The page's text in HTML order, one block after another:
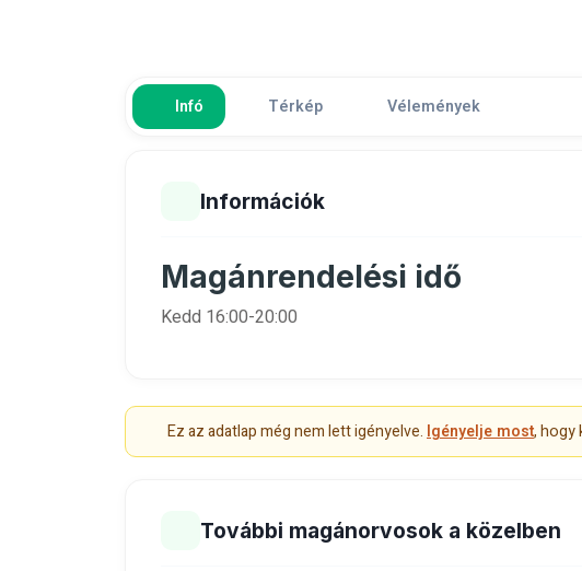
Infó Térkép Vélemények
Információk
Magánrendelési idő
Kedd 16:00-20:00
Ez az adatlap még nem lett igényelve. Igényelje most, hogy
További magánorvosok a közelben